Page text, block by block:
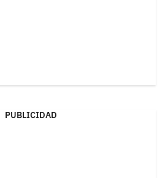
PUBLICIDAD